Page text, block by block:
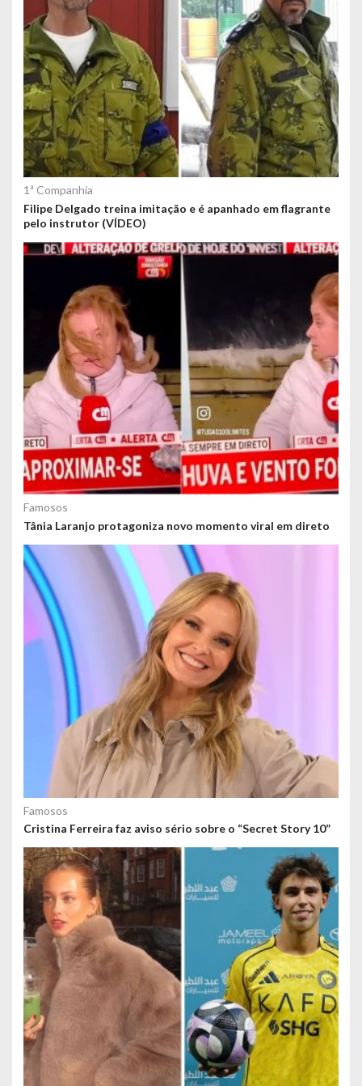
o
s
1ª Companhia
Filipe Delgado treina imitação e é apanhado em flagrante
pelo instrutor (VÍDEO)
Famosos
Tânia Laranjo protagoniza novo momento viral em direto
Famosos
Cristina Ferreira faz aviso sério sobre o “Secret Story 10”